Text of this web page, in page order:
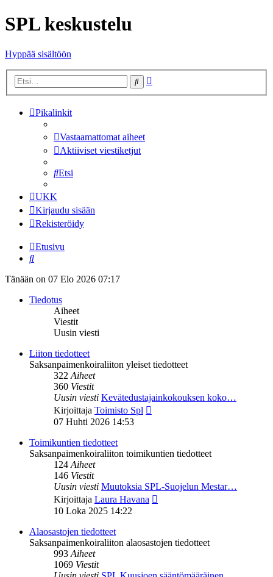
SPL keskustelu
Hyppää sisältöön
Etsi
Pikalinkit
Vastaamattomat aiheet
Aktiiviset viestiketjut
Etsi
UKK
Kirjaudu sisään
Rekisteröidy
Etusivu
Etsi
Tänään on 07 Elo 2026 07:17
Tiedotus
Aiheet
Viestit
Uusin viesti
Liiton tiedotteet
Saksanpaimenkoiraliiton yleiset tiedotteet
322Aiheet
360 Viestit
Uusin viesti Kevätedustajainkokouksen koko…
Kirjoittaja Toimisto Spl
07 Huhti 2026 14:53
Toimikuntien tiedotteet
Saksanpaimenkoiraliiton toimikuntien tiedotteet
124Aiheet
146 Viestit
Uusin viesti Muutoksia SPL-Suojelun Mestar…
Kirjoittaja Laura Havana
10 Loka 2025 14:22
Alaosastojen tiedotteet
Saksanpaimenkoiraliiton alaosastojen tiedotteet
993Aiheet
1069 Viestit